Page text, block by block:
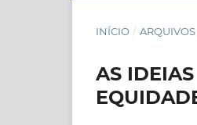
INÍCIO / ARQUIVOS
AS